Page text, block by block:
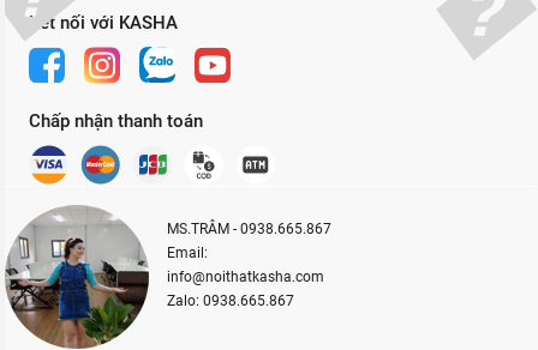
Kết nối với KASHA
Chấp nhận thanh toán
MS.TRÂM - 0938.665.867
Email:
info@noithatkasha.com
Zalo: 0938.665.867